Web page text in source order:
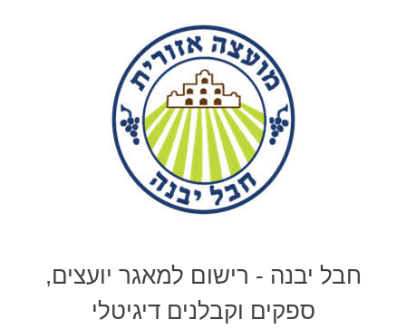
חבל יבנה - רישום למאגר יועצים,
ספקים וקבלנים דיגיטלי